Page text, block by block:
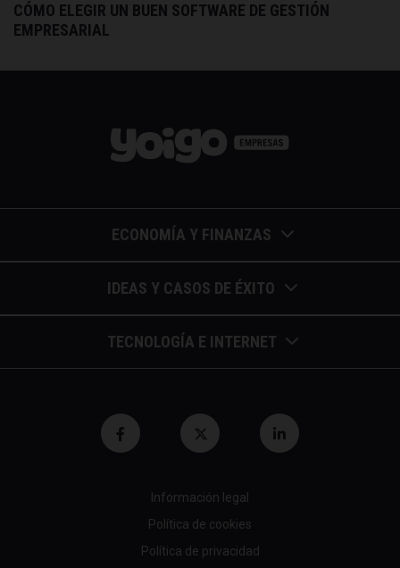
CÓMO ELEGIR UN BUEN SOFTWARE DE GESTIÓN
EMPRESARIAL
ECONOMÍA Y FINANZAS
Barómetros de sueldos
Economía colaborativa
Economía para Pymes
Fiscalidad y hacienda
IDEAS Y CASOS DE ÉXITO
Calendario de eventos
Casos de éxito
Entrevistas / autores
Gestión y liderazgo
Psicología y coaching
TECNOLOGÍA E INTERNET
Blockchain y similares
Nuevas profesiones
Información legal
Política de cookies
Política de privacidad